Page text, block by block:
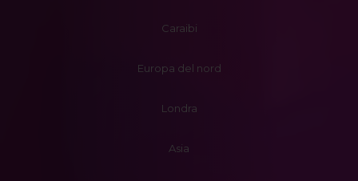
Caraibi
Europa del nord
Londra
Asia